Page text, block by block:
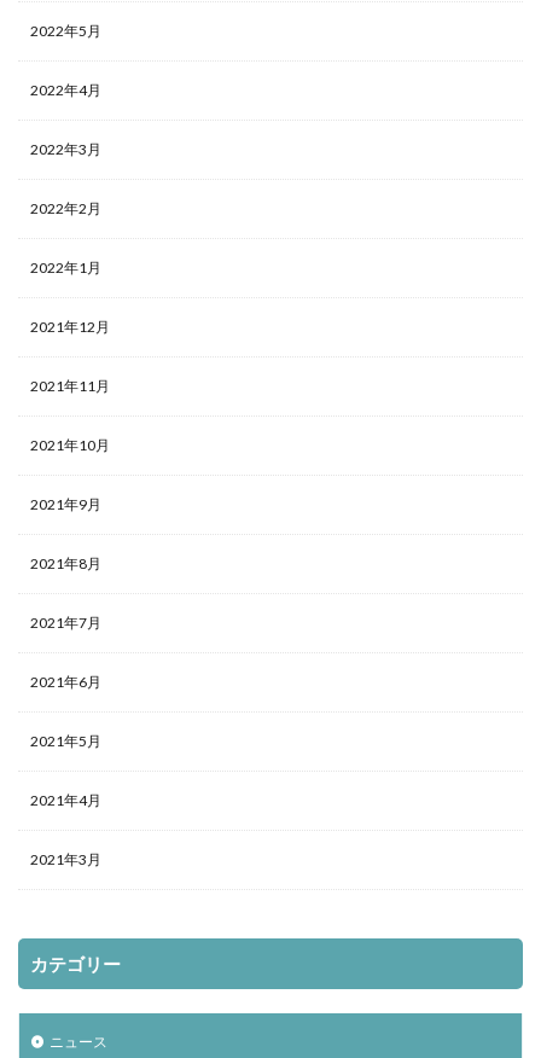
2022年5月
2022年4月
2022年3月
2022年2月
2022年1月
2021年12月
2021年11月
2021年10月
2021年9月
2021年8月
2021年7月
2021年6月
2021年5月
2021年4月
2021年3月
カテゴリー
ニュース